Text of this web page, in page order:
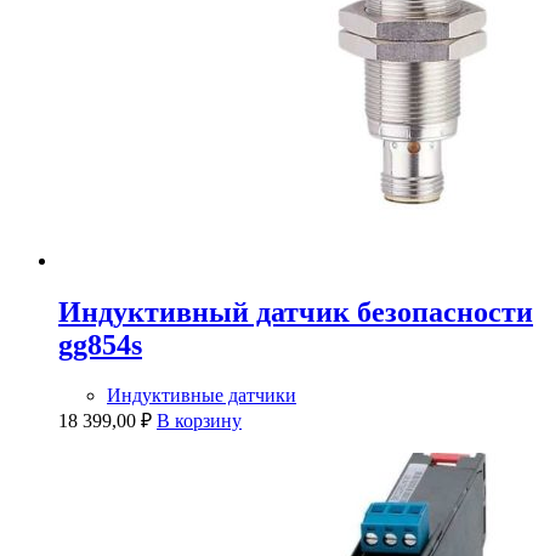
Индуктивный датчик безопасности
gg854s
Индуктивные датчики
18 399,00 ₽ В корзину